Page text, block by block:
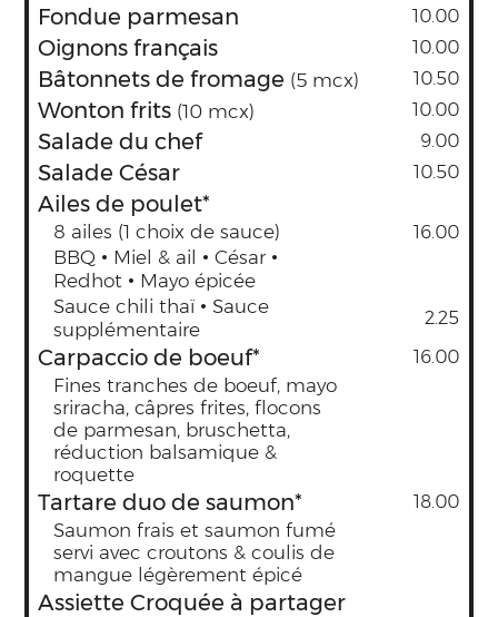
Fondue parmesan 10.00
Oignons français 10.00
Bâtonnets de fromage (5 mcx) 10.50
Wonton frits (10 mcx) 10.00
Salade du chef 9.00
Salade César 10.50
Ailes de poulet*
8 ailes (1 choix de sauce) 16.00
BBQ • Miel & ail • César •
Redhot • Mayo épicée
Sauce chili thaï • Sauce
supplémentaire
2.25
Carpaccio de boeuf* 16.00
Fines tranches de boeuf, mayo
sriracha, câpres frites, flocons
de parmesan, bruschetta,
réduction balsamique &
roquette
Tartare duo de saumon* 18.00
Saumon frais et saumon fumé
servi avec croutons & coulis de
mangue légèrement épicé
Assiette Croquée à partager